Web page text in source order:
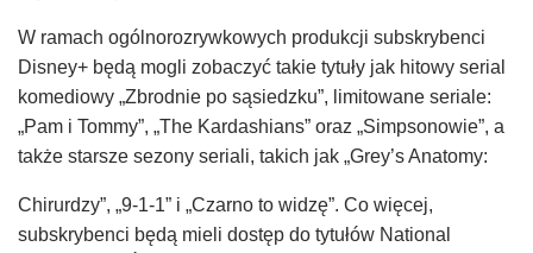
W ramach ogólnorozrywkowych produkcji subskrybenci
Disney+ będą mogli zobaczyć takie tytuły jak hitowy serial
komediowy „Zbrodnie po sąsiedzku”, limitowane seriale:
„Pam i Tommy”, „The Kardashians” oraz „Simpsonowie”, a
także starsze sezony seriali, takich jak „Grey’s Anatomy:
Chirurdzy”, „9-1-1” i „Czarno to widzę”. Co więcej,
subskrybenci będą mieli dostęp do tytułów National